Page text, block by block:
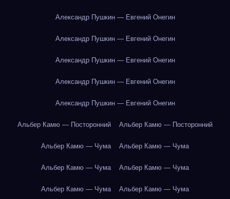
Александр Пушкин — Евгений Онегин
Александр Пушкин — Евгений Онегин
Александр Пушкин — Евгений Онегин
Александр Пушкин — Евгений Онегин
Александр Пушкин — Евгений Онегин
Альбер Камю — Посторонний Альбер Камю — Посторонний
Альбер Камю — Чума Альбер Камю — Чума
Альбер Камю — Чума Альбер Камю — Чума
Альбер Камю — Чума Альбер Камю — Чума